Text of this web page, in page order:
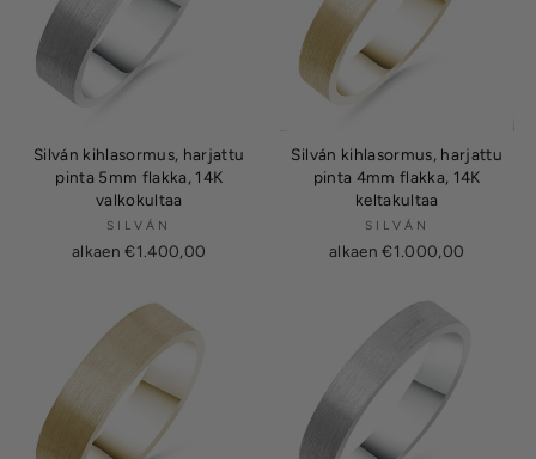
Silván kihlasormus, harjattu
pinta 5mm flakka, 14K
valkokultaa
SILVÁN
alkaen €1.400,00
Silván kihlasormus, harjattu
pinta 4mm flakka, 14K
keltakultaa
SILVÁN
alkaen €1.000,00